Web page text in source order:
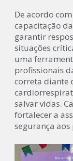
De acordo
capacitação
garantir
situações
uma
profissionais
correta diante
salvar vidas.
fortalecer a
segurança aos